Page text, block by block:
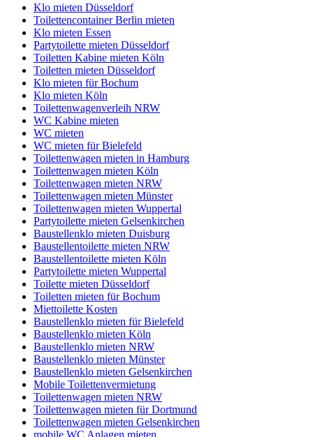
Klo mieten Düsseldorf
Toilettencontainer Berlin mieten
Klo mieten Essen
Partytoilette mieten Düsseldorf
Toiletten Kabine mieten Köln
Toiletten mieten Düsseldorf
Klo mieten für Bochum
Klo mieten Köln
Toilettenwagenverleih NRW
WC Kabine mieten
WC mieten
WC mieten für Bielefeld
Toilettenwagen mieten in Hamburg
Toilettenwagen mieten Köln
Toilettenwagen mieten NRW
Toilettenwagen mieten Münster
Toilettenwagen mieten Wuppertal
Partytoilette mieten Gelsenkirchen
Baustellenklo mieten Duisburg
Baustellentoilette mieten NRW
Baustellentoilette mieten Köln
Partytoilette mieten Wuppertal
Toilette mieten Düsseldorf
Toiletten mieten für Bochum
Miettoilette Kosten
Baustellenklo mieten für Bielefeld
Baustellenklo mieten Köln
Baustellenklo mieten NRW
Baustellenklo mieten Münster
Baustellenklo mieten Gelsenkirchen
Mobile Toilettenvermietung
Toilettenwagen mieten NRW
Toilettenwagen mieten für Dortmund
Toilettenwagen mieten Gelsenkirchen
mobile WC Anlagen mieten